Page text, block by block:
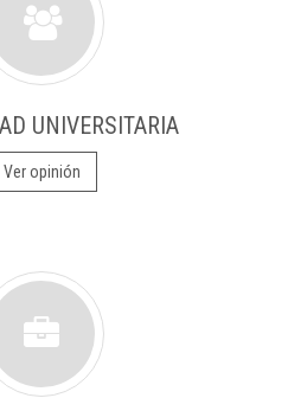
UNIVERSITARIA
Ver opinión